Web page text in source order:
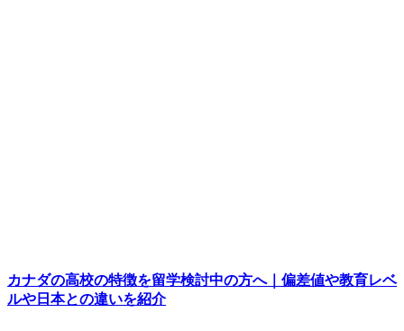
カナダの高校の特徴を留学検討中の方へ｜偏差値や教育レベ
ルや日本との違いを紹介